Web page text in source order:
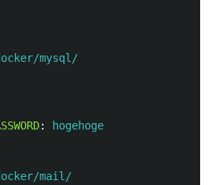
mysql/
: hogehoge
mail/